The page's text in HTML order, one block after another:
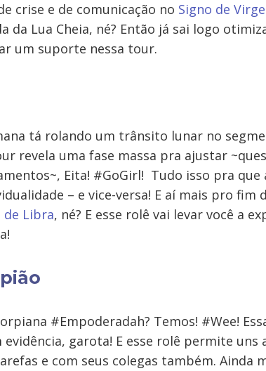
crise e de comunicação no Signo de
da Lua Cheia, né? Então já sai logo
um suporte nessa tour.
tá rolando um trânsito lunar no
revela uma fase massa pra ajustar
Eita! #GoGirl! Tudo isso pra
– e vice-versa! E aí mais pro fim
de Libra, né? E esse rolê vai levar você a
#Empoderadah? Temos! #Wee!
evidência, garota! E esse rolê permite
e com seus colegas também. Ainda